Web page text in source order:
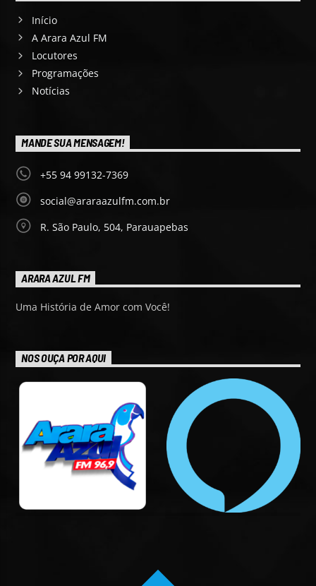
Início
A Arara Azul FM
Locutores
Programações
Notícias
MANDE SUA MENSAGEM!
+55 94 99132-7369
social@araraazulfm.com.br
R. São Paulo, 504, Parauapebas
ARARA AZUL FM
Uma História de Amor com Você!
NOS OUÇA POR AQUI